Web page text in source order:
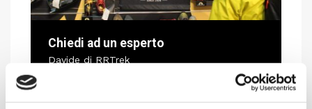
Chiedi ad un esperto
Davide di RRTrek